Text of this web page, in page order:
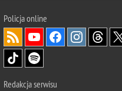
Policjaonline
Redakcja serwisu